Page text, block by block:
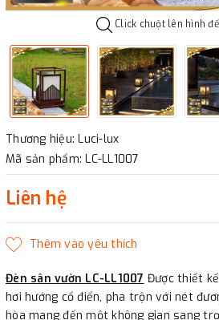
Click chuột lên hình
Thương hiệu: Luci-lux
Mã sản phẩm: LC-LL1007
Liên hệ
Đèn sân vườn LC-LL1007 Được thiết kế
hơi hướng cổ điển, pha trộn với nét
hòa mang đến một không gian sang